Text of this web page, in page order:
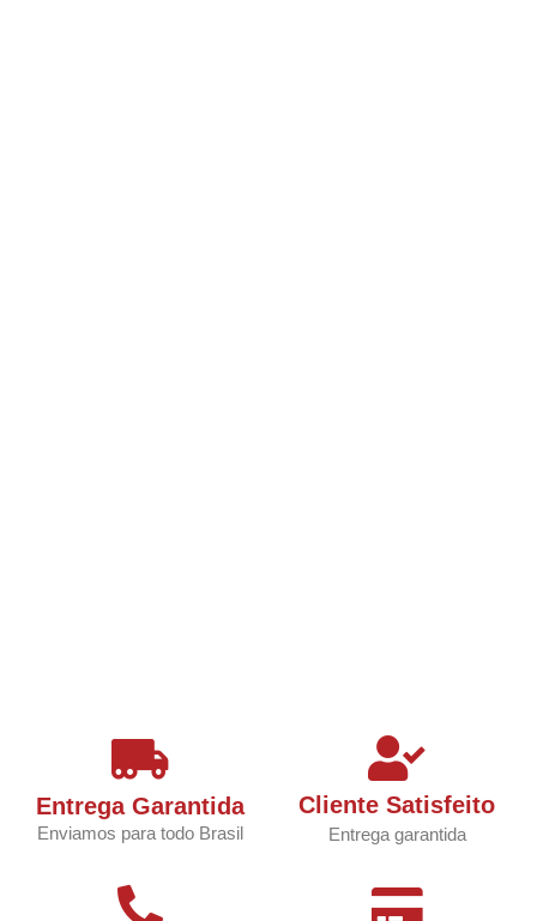
Entrega Garantida
Enviamos para todo Brasil
Cliente Satisfeito
Entrega garantida